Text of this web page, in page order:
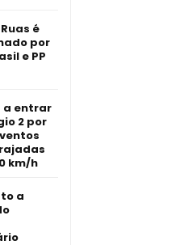
é
por
e PP
a entrar
2 por
km/h
a